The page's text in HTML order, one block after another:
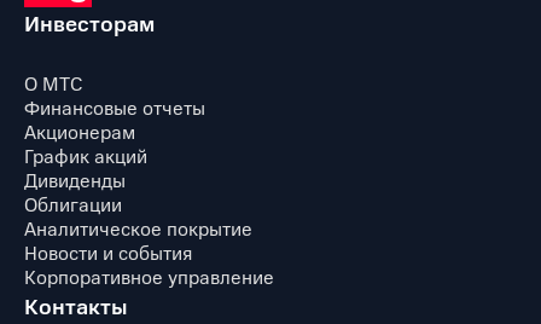
Инвесторам
О МТС
Финансовые отчеты
Акционерам
График акций
Дивиденды
Облигации
Аналитическое покрытие
Новости и события
Корпоративное управление
Контакты